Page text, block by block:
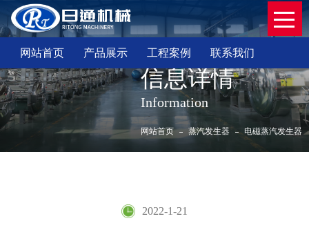
网站首页 产品展示 工程案例 联系我们
信息详情
Information
网站首页 蒸汽发生器 电磁蒸汽发生器
2022-1-21